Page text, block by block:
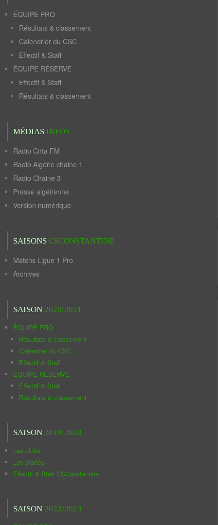
ÉQUIPE PRO
Résultats & classement
Calendrier du CSC
Effectif & Staff
ÉQUIPE RÉSERVE
Effectif & Staff
Résultats & classement
MÉDIAS INFOS
Radio Cirta FM
Radio Algérie chaine 1
Radio Chaine 3
Presse algérienne
Version numérique
SAISONS CSCONSTANTINE
Matchs Ligue 1 Pro
Archives
SAISON 2020/2021
ÉQUIPE PRO
Résultats & classement
Calendrier du CSC
Effectif & Staff
ÉQUIPE RÉSERVE
Effectif & Staff
Résultats & classement
SAISON 2019/2020
Les clubs
Les stades
Effectif & Staff CSConstantine
SAISON 2022/2023